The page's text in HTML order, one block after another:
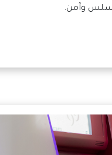
وآمن.